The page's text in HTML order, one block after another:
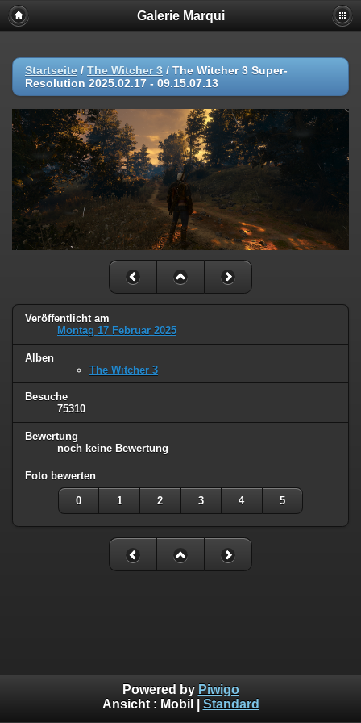
Galerie Marqui
Startseite / The Witcher 3 / The Witcher 3 Super-
Resolution 2025.02.17 - 09.15.07.13
Veröffentlicht am
Montag 17 Februar 2025
Alben
The Witcher 3
Besuche
75310
Bewertung
noch keine Bewertung
Foto bewerten
0 1 2 3 4 5
Powered by Piwigo
Ansicht : Mobil Standard